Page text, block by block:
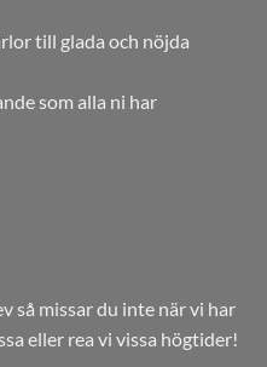
till glada och nöjda
som alla ni har
så missar du inte när vi har
eller rea vi vissa högtider!